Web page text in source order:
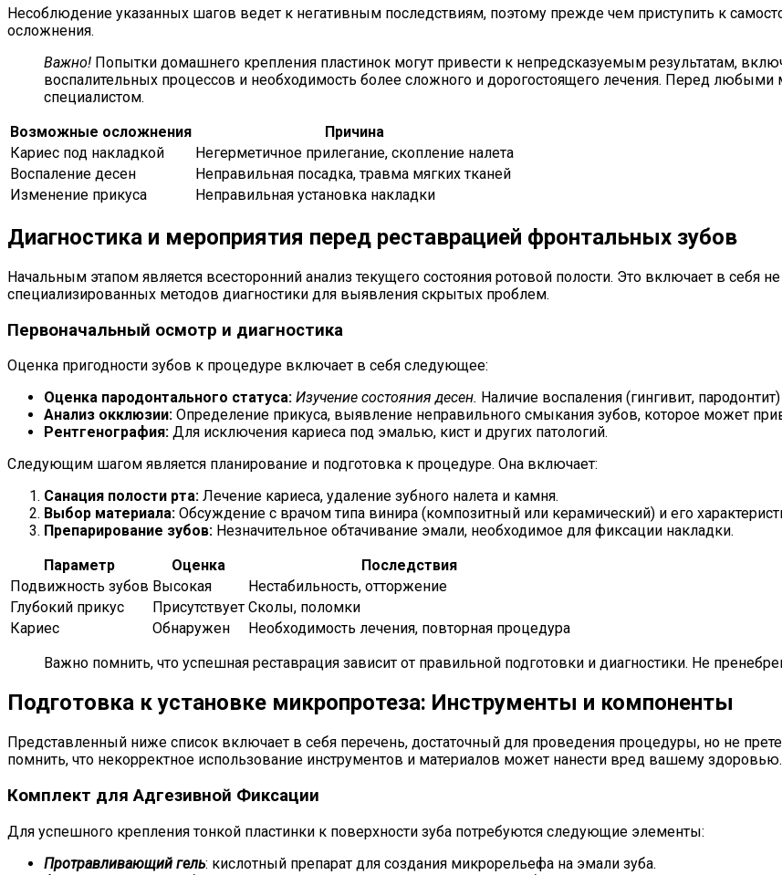
Несоблюдение указанных шагов ведет к негативным последствиям, поэтому прежде чем приступить к
осложнения.
Важно! Попытки домашнего крепления пластинок могут привести к непредсказуемым результатам,
воспалительных процессов и необходимость более сложного и дорогостоящего лечения. Перед любыми
специалистом.
Возможные осложнения
Причина
Кариес под накладкой
Негерметичное прилегание, скопление налета
Воспаление десен
Неправильная посадка, травма мягких тканей
Изменение прикуса
Неправильная установка накладки
Диагностика и мероприятия перед реставрацией фронтальных зубов
Начальным этапом является всесторонний анализ текущего состояния ротовой полости. Это включает в себя
специализированных методов диагностики для выявления скрытых проблем.
Первоначальный осмотр и диагностика
Оценка пригодности зубов к процедуре включает в себя следующее:
Оценка пародонтального статуса: Изучение состояния десен. Наличие воспаления (гингивит,
Анализ окклюзии: Определение прикуса, выявление неправильного смыкания зубов, которое может
Рентгенография: Для исключения кариеса под эмалью, кист и других патологий.
Следующим шагом является планирование и подготовка к процедуре. Она включает:
Санация полости рта: Лечение кариеса, удаление зубного налета и камня.
Выбор материала: Обсуждение с врачом типа винира (композитный или керамический) и его
Препарирование зубов: Незначительное обтачивание эмали, необходимое для фиксации накладки.
Параметр
Оценка
Последствия
Подвижность зубов Высокая
Нестабильность, отторжение
Глубокий прикус
Присутствует Сколы, поломки
Кариес
Обнаружен
Необходимость лечения, повторная процедура
Важно помнить, что успешная реставрация зависит от правильной подготовки и диагностики. Не
Подготовка к установке микропротеза: Инструменты и компоненты
Представленный ниже список включает в себя перечень, достаточный для проведения процедуры, но не
помнить, что некорректное использование инструментов и материалов может нанести вред вашему здоровью.
Комплект для Адгезивной Фиксации
Для успешного крепления тонкой пластинки к поверхности зуба потребуются следующие элементы:
Протравливающий гель: кислотный препарат для создания микрорельефа на эмали зуба.